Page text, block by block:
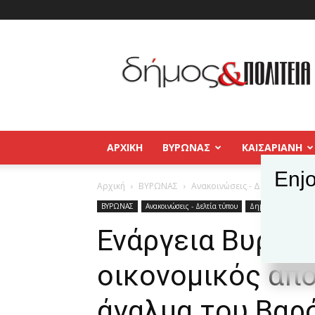
και
Πολιτεία
Βύρωνας
–
Παγκράτι
ΑΡΧΙΚΉ ΒΥΡΩΝΑΣ ΚΑΙΣΑΡΙΑΝΗ
Αρχική ΒΥΡΩΝΑΣ Ανακοινώσεις - Δελτία τύπου
ΒΥΡΩΝΑΣ Ανακοινώσεις - Δελτία τύπου Δημοφιλή άρθρα
Ενάργεια
οικονομικός